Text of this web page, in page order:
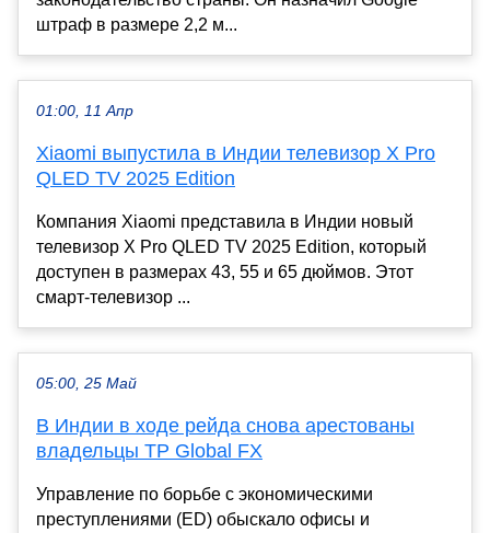
штраф в размере 2,2 м...
01:00, 11 Апр
Xiaomi выпустила в Индии телевизор X Pro
QLED TV 2025 Edition
Компания Xiaomi представила в Индии новый
телевизор X Pro QLED TV 2025 Edition, который
доступен в размерах 43, 55 и 65 дюймов. Этот
смарт-телевизор ...
05:00, 25 Май
В Индии в ходе рейда снова арестованы
владельцы TP Global FX
Управление по борьбе с экономическими
преступлениями (ED) обыскало офисы и